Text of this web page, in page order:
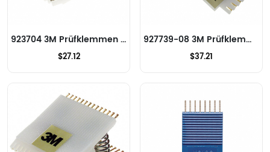
923704 3M Prüfklemmen - IC
$27.12
927739-08 3M Prüfklemmen - IC
$37.21